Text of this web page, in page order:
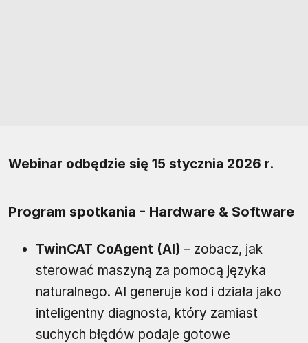
Webinar odbędzie się 15 stycznia 2026 r.
Program spotkania - Hardware & Software
TwinCAT CoAgent (AI) – zobacz, jak
sterować maszyną za pomocą języka
naturalnego. AI generuje kod i działa jako
inteligentny diagnosta, który zamiast
suchych błędów podaje gotowe